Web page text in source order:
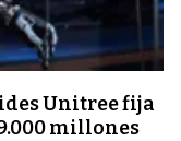
Unitree fija
millones